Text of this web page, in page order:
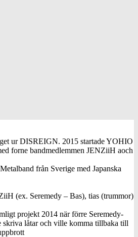
ur DISREIGN. 2015 startade YOHIO
forne bandmedlemmen JENZiiH aoch
från Sverige med Japanska
(ex. Seremedy – Bas), tias (trummor)
projekt 2014 när förre Seremedy-
skriva låtar och ville komma tillbaka till